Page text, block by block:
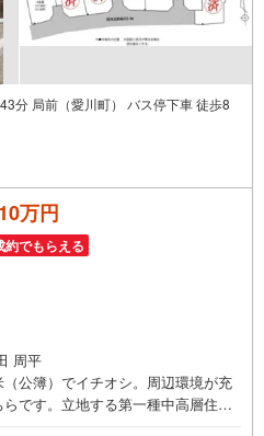
分 局前（愛川町） バス停下車 徒歩8
万円
約でもらえる
周平
公簿）でイチオシ。周辺環境が充
です。立地する第一種中高層住居